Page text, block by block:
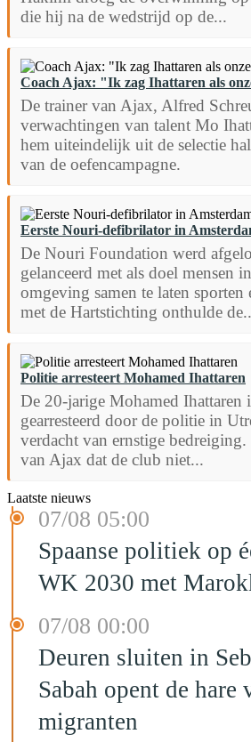
die hij na de wedstrijd op de...
Coach Ajax: "Ik zag Ihattaren als
De trainer van Ajax, Alfred
verwachtingen van talent Mo
hem uiteindelijk uit de selectie
van de oefencampagne.
Eerste Nouri-defibrilator in
De Nouri Foundation werd
gelanceerd met als doel mensen
omgeving samen te laten sporten
met de Hartstichting onthulde
Politie arresteert Mohamed Ihattaren
De 20-jarige Mohamed Ihattaren
gearresteerd door de politie in
verdacht van ernstige
van Ajax dat de club niet...
Laatste nieuws
07/08 05:00
Spaanse politiek op
WK 2030 met
07/08 00:00
Deuren sluiten in
Sabah opent de hare
migranten